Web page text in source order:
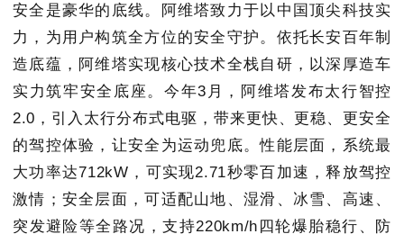
安全是豪华的底线。阿维塔致力于以中国顶尖科技实
力，为用户构筑全方位的安全守护。依托长安百年制
造底蕴，阿维塔实现核心技术全栈自研，以深厚造车
实力筑牢安全底座。今年3月，阿维塔发布太行智控
2.0，引入太行分布式电驱，带来更快、更稳、更安全
的驾控体验，让安全为运动兜底。性能层面，系统最
大功率达712kW，可实现2.71秒零百加速，释放驾控
激情；安全层面，可适配山地、湿滑、冰雪、高速、
突发避险等全路况，支持220km/h四轮爆胎稳行、防